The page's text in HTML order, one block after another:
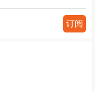
订阅